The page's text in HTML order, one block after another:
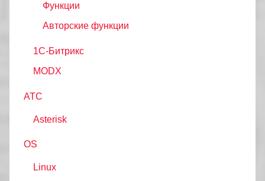
Функции
Авторские функции
1С-Битрикс
MODX
АТС
Asterisk
OS
Linux